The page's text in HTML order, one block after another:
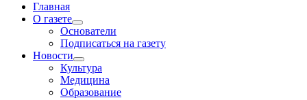
Главная
О газете
Основатели
Подписаться на газету
Новости
Культура
Медицина
Образование